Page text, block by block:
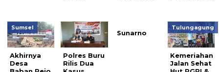
Sumsel
Akhirnya
Desa
Polres Buru
Rilis Dua
Sunarno
Tulungagung
Kemeriahan
Jalan Sehat